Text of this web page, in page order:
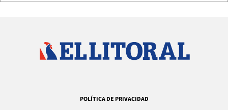
POLÍTICA DE PRIVACIDAD